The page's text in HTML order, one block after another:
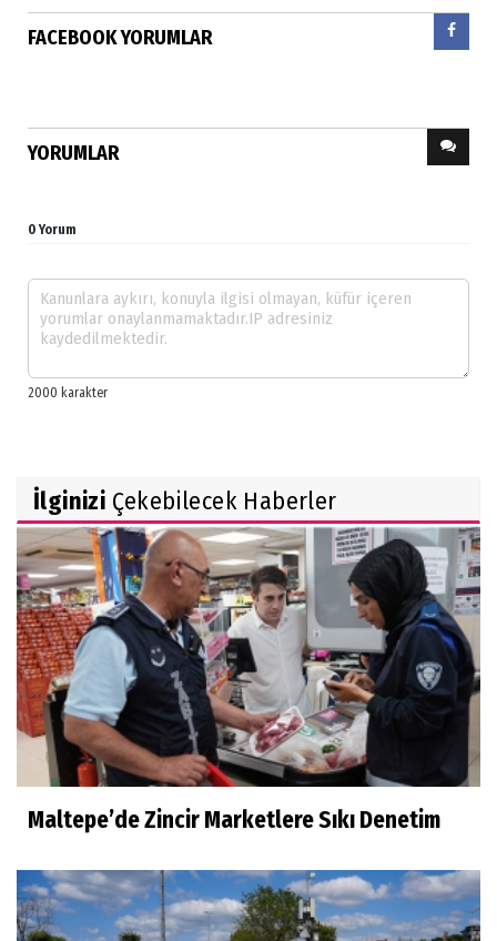
FACEBOOK YORUMLAR
YORUMLAR
0 Yorum
İlginizi Çekebilecek Haberler
Maltepe’de Zincir Marketlere Sıkı Denetim